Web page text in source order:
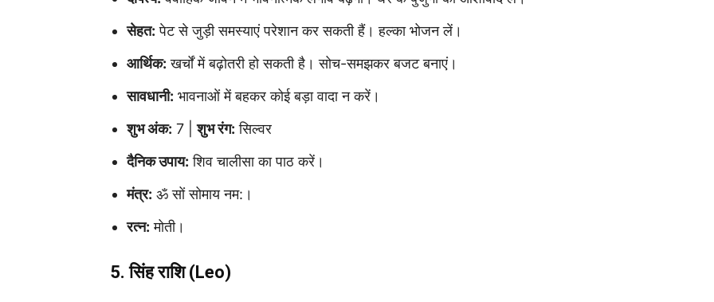
सेहत: पेट से जुड़ी समस्याएं परेशान कर सकती हैं। हल्का भोजन लें।
आर्थिक: खर्चों में बढ़ोतरी हो सकती है। सोच-समझकर बजट बनाएं।
सावधानी: भावनाओं में बहकर कोई बड़ा वादा न करें।
शुभ अंक: 7 |शुभ रंग: सिल्वर
दैनिक उपाय: शिव चालीसा का पाठ करें।
मंत्र: ॐ सों सोमाय नम:।
रत्न: मोती।
5. सिंह राशि (Leo)